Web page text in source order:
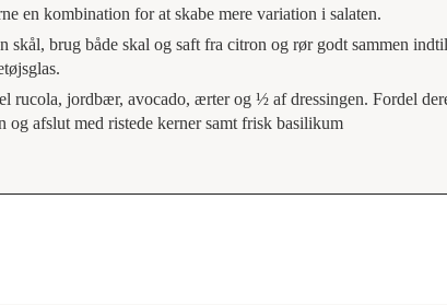
en kombination for at skabe mere variation i salaten.
skål, brug både skal og saft fra citron og rør godt sammen
rucola, jordbær, avocado, ærter og ½ af dressingen. Fordel
og afslut med ristede kerner samt frisk basilikum